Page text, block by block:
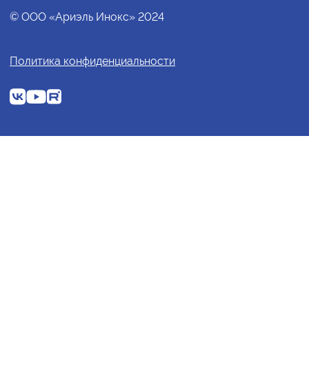
© ООО «Ариэль Инокс» 2024
Политика конфиденциальности